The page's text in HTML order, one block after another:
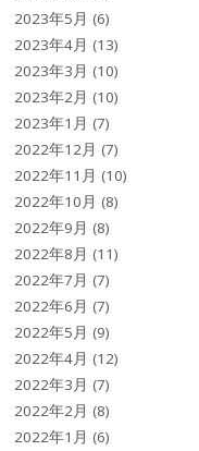
2023年5月 (6)
2023年4月 (13)
2023年3月 (10)
2023年2月 (10)
2023年1月 (7)
2022年12月 (7)
2022年11月 (10)
2022年10月 (8)
2022年9月 (8)
2022年8月 (11)
2022年7月 (7)
2022年6月 (7)
2022年5月 (9)
2022年4月 (12)
2022年3月 (7)
2022年2月 (8)
2022年1月 (6)